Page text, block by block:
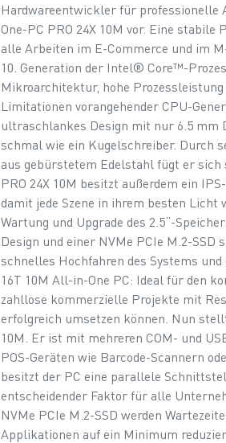
Hardwareentwickler für professionelle
One-PC PRO 24X 10M vor. Eine
alle Arbeiten im E-Commerce und im
10. Generation der Intel® Core™-
Mikroarchitektur, hohe
Limitationen vorangehender CPU-
ultraschlankes Design mit nur 6.5 mm
schmal wie ein Kugelschreiber. Durch
aus gebürstetem Edelstahl fügt er
PRO 24X 10M besitzt außerdem ein
damit jede Szene in ihrem besten Licht
Wartung und Upgrade des 2.5“-
Design und einer NVMe PCIe M.2-
schnelles Hochfahren des Systems
16T 10M All-in-One PC: Ideal für den
zahllose kommerzielle Projekte mit
erfolgreich umsetzen können. Nun
10M. Er ist mit mehreren COM- und
POS-Geräten wie Barcode-Scannern
besitzt der PC eine parallele
entscheidender Faktor für alle
NVMe PCIe M.2-SSD werden
Applikationen auf ein Minimum